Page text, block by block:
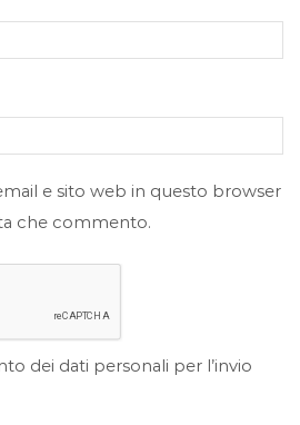
e sito web in questo browser
che commento.
dei dati personali per l’invio